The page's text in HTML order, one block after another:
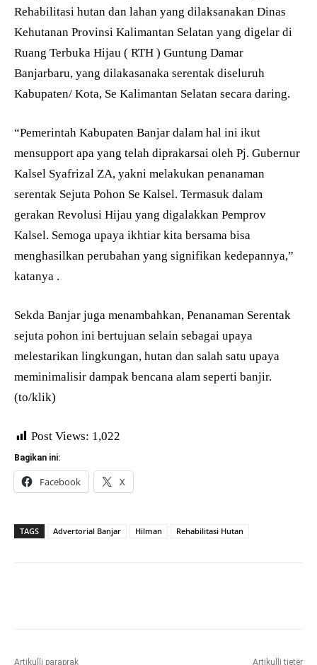
Rehabilitasi hutan dan lahan yang dilaksanakan Dinas
Kehutanan Provinsi Kalimantan Selatan yang digelar di
Ruang Terbuka Hijau ( RTH ) Guntung Damar
Banjarbaru, yang dilakasanaka serentak diseluruh
Kabupaten/ Kota, Se Kalimantan Selatan secara daring.
“Pemerintah Kabupaten Banjar dalam hal ini ikut
mensupport apa yang telah diprakarsai oleh Pj. Gubernur
Kalsel Syafrizal ZA, yakni melakukan penanaman
serentak Sejuta Pohon Se Kalsel. Termasuk dalam
gerakan Revolusi Hijau yang digalakkan Pemprov
Kalsel. Semoga upaya ikhtiar kita bersama bisa
menghasilkan perubahan yang signifikan kedepannya,”
katanya .
Sekda Banjar juga menambahkan, Penanaman Serentak
sejuta pohon ini bertujuan selain sebagai upaya
melestarikan lingkungan, hutan dan salah satu upaya
meminimalisir dampak bencana alam seperti banjir.
(to/klik)
Post Views: 1,022
Bagikan ini:
Facebook X
TAGS Advertorial Banjar Hilman Rehabilitasi Hutan
Artikulli paraprak Artikulli tjetër